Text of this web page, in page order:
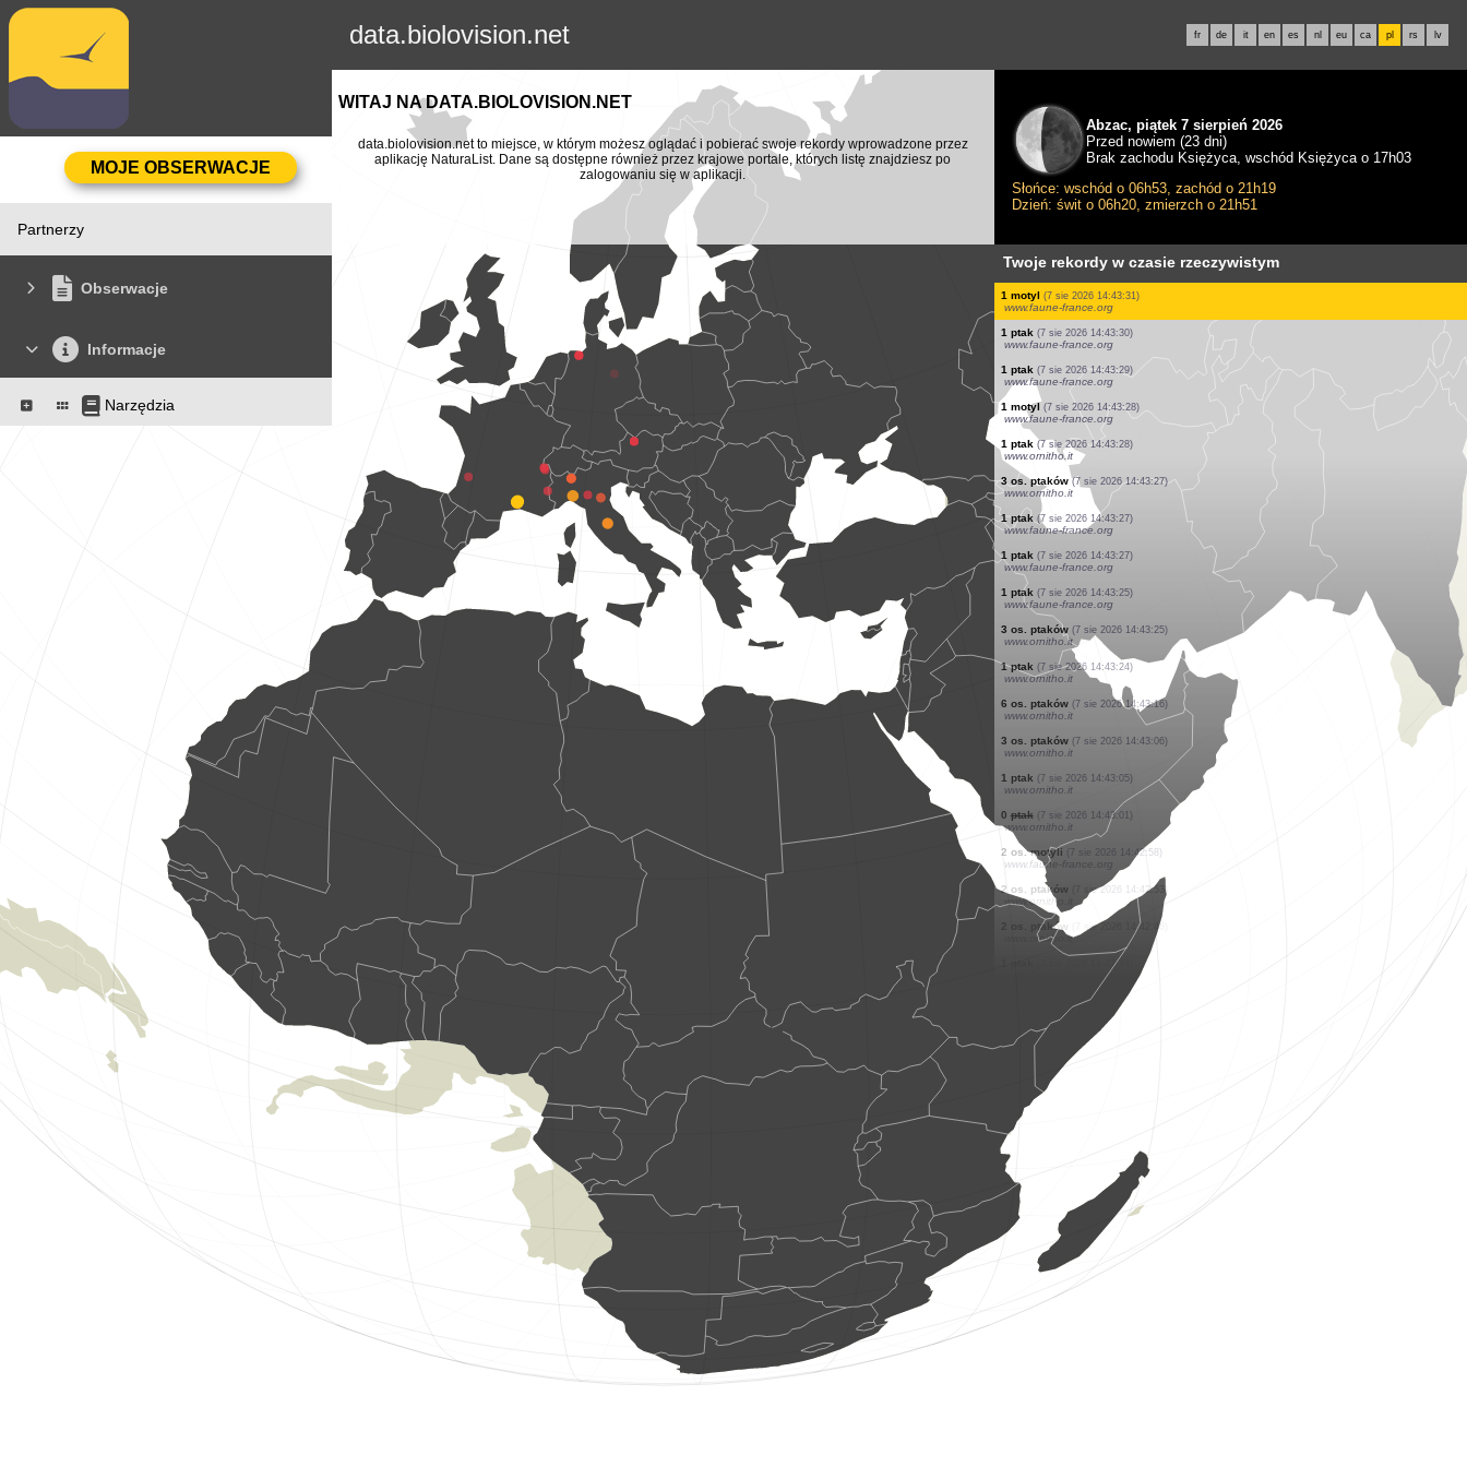
data.biolovision.net fr de it en es nl eu ca pl rs lv
Partnerzy
Obserwacje
Informacje
Narzędzia
WITAJ NA DATA.BIOLOVISION.NET
data.biolovision.net to miejsce, w którym możesz oglądać i pobierać swoje rekordy wprowadzone przez
aplikację NaturaList. Dane są dostępne również przez krajowe portale, których listę znajdziesz po
zalogowaniu się w aplikacji.
Abzac, piątek 7 sierpień 2026
Przed nowiem (23 dni)
Brak zachodu Księżyca, wschód Księżyca o 17h03
Słońce: wschód o 06h53, zachód o 21h19
Dzień: świt o 06h20, zmierzch o 21h51
Twoje rekordy w czasie rzeczywistym
2 os. ptaków (7 sie 2026 14:43:41)
www.faune-france.org
105 os. ptaków (7 sie 2026 14:43:39)
www.ornitho.de
10 os. ptaków (7 sie 2026 14:43:39)
www.ornitho.it
1 ptak (7 sie 2026 14:43:39)
www.faune-france.org
1 ptak (7 sie 2026 14:43:37)
www.ornitho.ch
1 ważka (7 sie 2026 14:43:35)
www.faune-france.org
1 ptak (7 sie 2026 14:43:32)
www.ornitho.de
1 motyl (7 sie 2026 14:43:31)
www.faune-france.org
1 ptak (7 sie 2026 14:43:30)
www.faune-france.org
1 ptak (7 sie 2026 14:43:29)
www.faune-france.org
1 motyl (7 sie 2026 14:43:28)
www.faune-france.org
1 ptak (7 sie 2026 14:43:28)
www.ornitho.it
3 os. ptaków (7 sie 2026 14:43:27)
www.ornitho.it
1 ptak (7 sie 2026 14:43:27)
www.faune-france.org
1 ptak (7 sie 2026 14:43:27)
www.faune-france.org
1 ptak (7 sie 2026 14:43:25)
www.faune-france.org
3 os. ptaków (7 sie 2026 14:43:25)
www.ornitho.it
1 ptak (7 sie 2026 14:43:24)
www.ornitho.it
(7 sie 2026 14:43:16)
(7 sie 2026 14:43:06)
www.ornitho.it
1 ptak (7 sie 2026 14:43:05)
www.ornitho.it
(7 sie 2026 14:43:01)
www.ornitho.it
2 os. motyli
www.faune-france.org
2 os. ptaków (7 sie 2026 14:42:53)
www.ornitho.it
2 os. ptaków (7 sie 2026 14:42:46)
www.ornitho.it
1 ptak (7 sie 2026 14:42:44)
www.faune-france.org
(7 sie 2026 14:42:43)
www.ornitho.ch
(7 sie 2026 14:42:37)
www.ornitho.ch